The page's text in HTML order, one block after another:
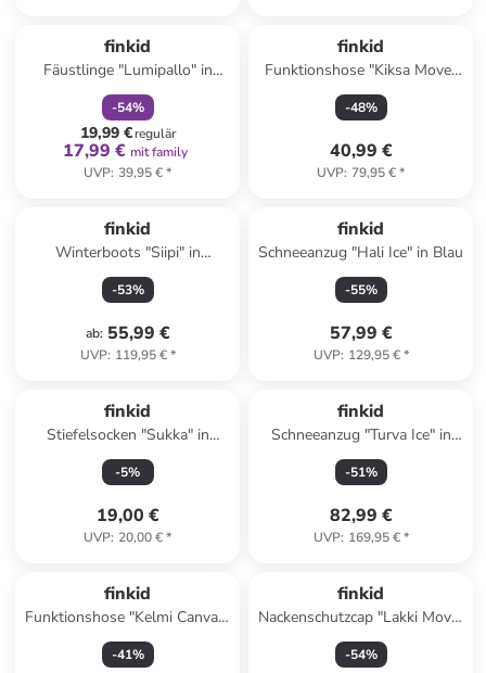
finkid
Fäustlinge "Lumipallo" in
Rosa
-54%
19,99 €regulär
17,99 € mit family
UVP: 39,95 €*
finkid
Funktionshose "Kiksa Move"
in Grau
-48%
40,99 €
UVP: 79,95 €*
finkid
Winterboots "Siipi" in
Bordeaux
-53%
ab: 55,99 €
UVP: 119,95 €*
finkid
Schneeanzug "Hali Ice" in Blau
-55%
57,99 €
UVP: 129,95 €*
finkid
Stiefelsocken "Sukka" in
Türkis
-5%
19,00 €
UVP: 20,00 €*
finkid
Schneeanzug "Turva Ice" in
Hellbraun/ Dunkelblau
-51%
82,99 €
UVP: 169,95 €*
finkid
Funktionshose "Kelmi Canvas"
in Blau
-41%
finkid
Nackenschutzcap "Lakki Move"
in Rot/ Beige
-54%